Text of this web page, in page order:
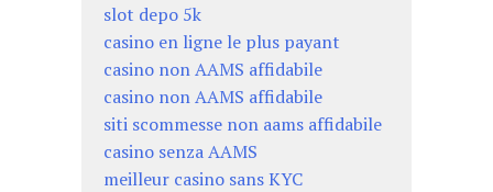
slot depo 5k
casino en ligne le plus payant
casino non AAMS affidabile
casino non AAMS affidabile
siti scommesse non aams affidabile
casino senza AAMS
meilleur casino sans KYC